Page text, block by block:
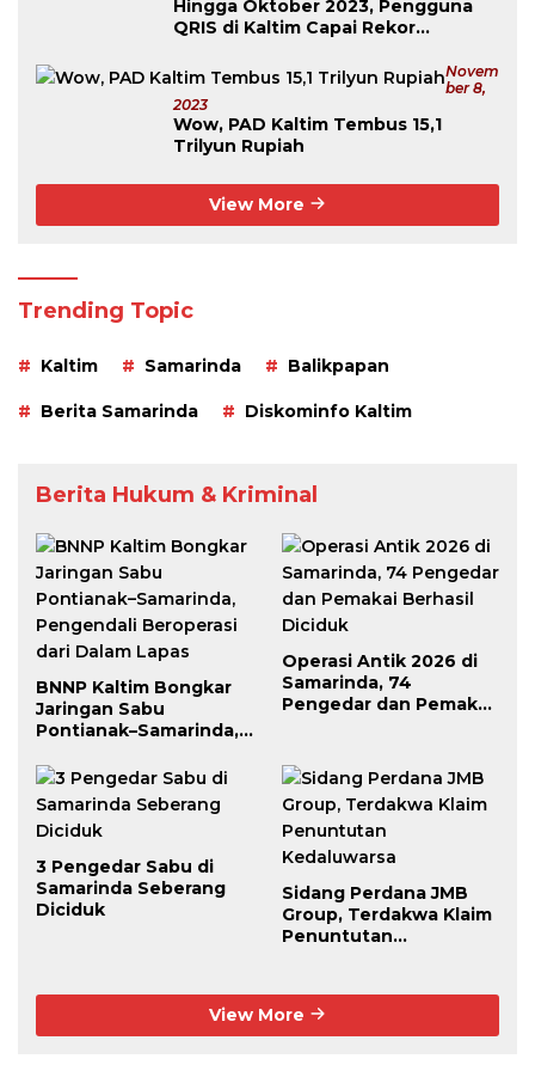
Hingga Oktober 2023, Pengguna
QRIS di Kaltim Capai Rekor
Novem
Ber 8,
2023
Wow, PAD Kaltim Tembus 15,1
Trilyun Rupiah
View More
Trending Topic
Kaltim Samarinda Balikpapan
Berita Samarinda Diskominfo Kaltim
Berita Hukum & Kriminal
BNNP Kaltim Bongkar
Jaringan Sabu
Pontianak–Samarinda,
dari Dalam Lapas
Operasi Antik 2026 di
Samarinda, 74
Pengedar dan Pemakai
3 Pengedar Sabu di
Samarinda Seberang
Diciduk
Sidang Perdana JMB
Group, Terdakwa Klaim
Penuntutan
View More